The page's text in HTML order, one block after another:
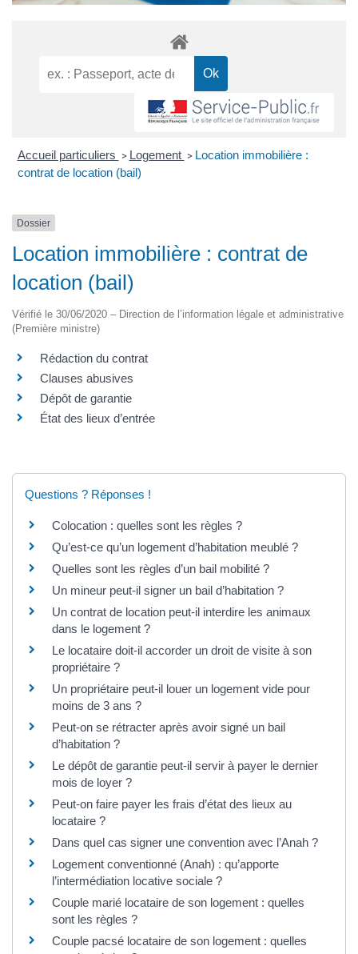
Accueil particuliers > Logement > Location immobilière :
contrat de location (bail)
Dossier
Location immobilière : contrat de
location (bail)
Vérifié le 30/06/2020 – Direction de l’information légale et administrative
(Première ministre)
Rédaction du contrat
Clauses abusives
Dépôt de garantie
État des lieux d’entrée
Questions ? Réponses !
Colocation : quelles sont les règles ?
Qu’est-ce qu’un logement d’habitation meublé ?
Quelles sont les règles d’un bail mobilité ?
Un mineur peut-il signer un bail d’habitation ?
Un contrat de location peut-il interdire les animaux
dans le logement ?
Le locataire doit-il accorder un droit de visite à son
propriétaire ?
Un propriétaire peut-il louer un logement vide pour
moins de 3 ans ?
Peut-on se rétracter après avoir signé un bail
d’habitation ?
Le dépôt de garantie peut-il servir à payer le dernier
mois de loyer ?
Peut-on faire payer les frais d’état des lieux au
locataire ?
Dans quel cas signer une convention avec l’Anah ?
Logement conventionné (Anah) : qu’apporte
l’intermédiation locative sociale ?
Couple marié locataire de son logement : quelles
sont les règles ?
Couple pacsé locataire de son logement : quelles